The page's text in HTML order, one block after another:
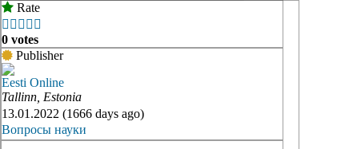
Rate
    
0 votes
Publisher
Eesti Online
Tallinn, Estonia
13.01.2022 (1666 days ago)
Вопросы науки